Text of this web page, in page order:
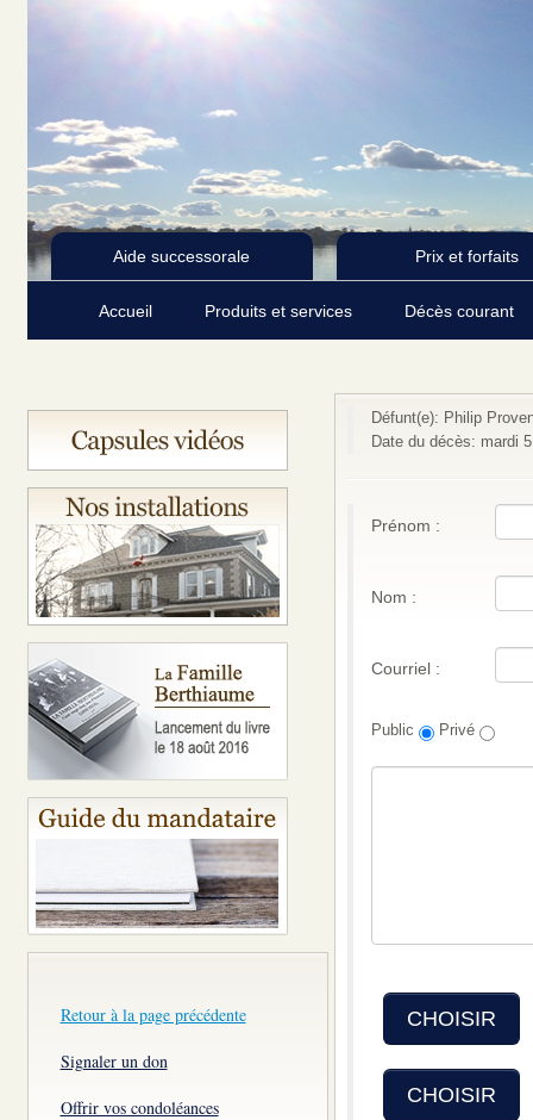
Aide successorale Prix et forfaits
Accueil Produits et services Décès courant
Retour à la page précédente
Signaler un don
Offrir vos condoléances
Défunt(e): Philip
Date du décès: mardi
Prénom :
Nom :
Courriel :
Public Privé
CHOISIR
CHOISIR